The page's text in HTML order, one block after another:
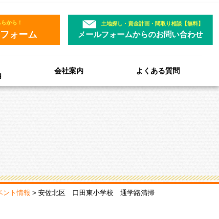
から！
ォーム
土地探し・資金計画・間取り相談【無料】
メールフォームからのお問い合わせ
会社案内 よくある質問
ント情報 > 安佐北区 口田東小学校 通学路清掃